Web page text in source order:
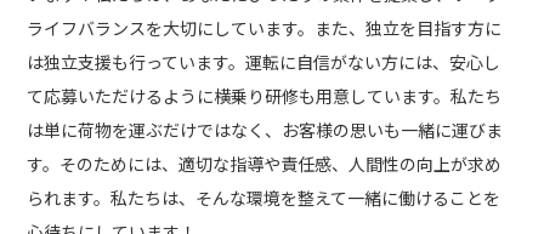
ライフバランスを大切にしています。また、独立を目指す方に
は独立支援も行っています。運転に自信がない方には、安心し
て応募いただけるように横乗り研修も用意しています。私たち
は単に荷物を運ぶだけではなく、お客様の思いも一緒に運びま
す。そのためには、適切な指導や責任感、人間性の向上が求め
られます。私たちは、そんな環境を整えて一緒に働けることを